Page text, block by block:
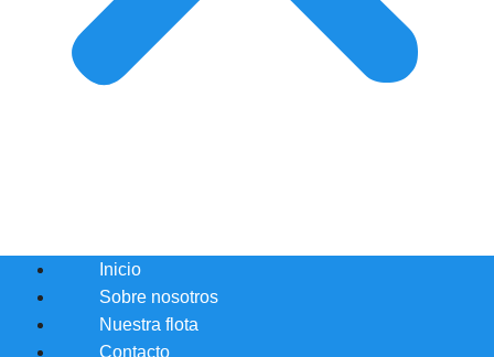
Inicio
Sobre nosotros
Nuestra flota
Contacto